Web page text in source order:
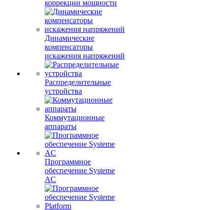
коррекции мощности
Динамические
компенсаторы
искажения напряжений
Распределительные
устройства
Коммутационные
аппараты
Программное
обеспечение Systeme
AC